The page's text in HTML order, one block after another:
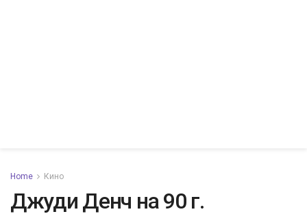
Home Кино
Джуди Денч на 90 г.